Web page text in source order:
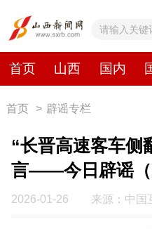
首页 山西 国内 网
首页
政务 理论
山西视觉志
首页 > 辟谣专栏
“长晋高速客车侧
言——今日辟谣（
2026-01-26 来源：中国